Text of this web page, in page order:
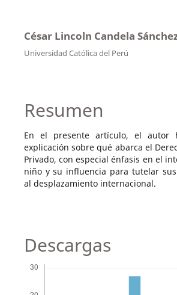
César Lincoln Candela
Universidad Católica del Perú
Resumen
En el presente artículo, el autor
explicación sobre qué abarca el
Privado, con especial énfasis en el
niño y su influencia para tutelar
al desplazamiento internacional.
Descargas